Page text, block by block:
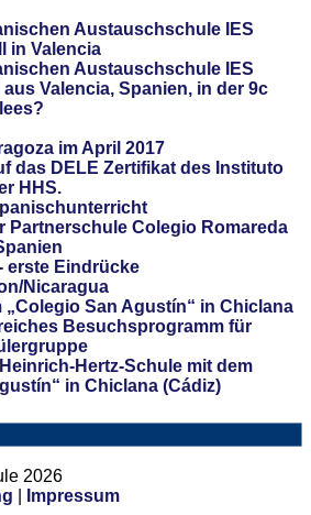
Austauschschule IES
in Valencia
Austauschschule IES
Valencia, Spanien, in der 9c
im April 2017
das DELE Zertifikat des Instituto
HHS.
Partnerschule Colegio Romareda
erste Eindrücke
Nicaragua
„Colegio San Agustín“ in Chiclana
Besuchsprogramm für
Hertz-Schule mit dem
in Chiclana (Cádiz)
2026
Impressum